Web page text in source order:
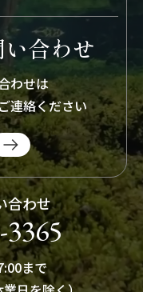
合わせ
わせは
連絡ください
合わせ
3365
まで